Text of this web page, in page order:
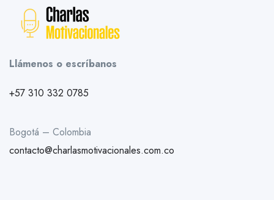
Llámenos o escríbanos
+57 310 332 0785
Bogotá – Colombia
contacto@charlasmotivacionales.com.co